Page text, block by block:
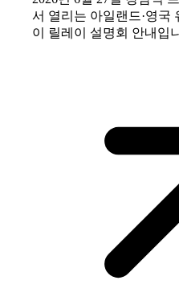
서 열리는 아일랜드·영국
이 릴레이 설명회 안내입